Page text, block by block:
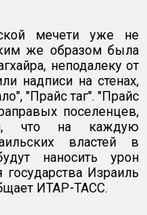
мечети уже не
же образом была
неподалеку от
надписи на стенах,
"Прайс таг". "Прайс
поселенцев,
что на каждую
властей в
наносить урон
Израиль
ИТАР-ТАСС.